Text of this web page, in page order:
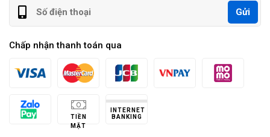
Gửi
Chấp nhận thanh toán qua
TIỀN
MẶT
INTERNET
BANKING